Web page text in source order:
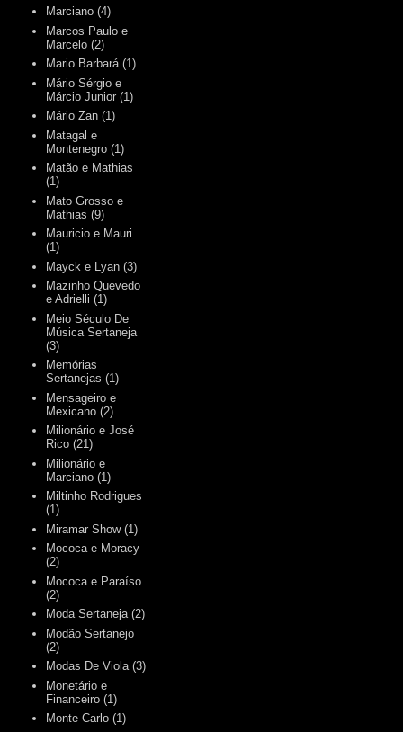
Marciano (4)
Marcos Paulo e
Marcelo (2)
Mario Barbará (1)
Mário Sérgio e
Márcio Junior (1)
Mário Zan (1)
Matagal e
Montenegro (1)
Matão e Mathias
(1)
Mato Grosso e
Mathias (9)
Mauricio e Mauri
(1)
Mayck e Lyan (3)
Mazinho Quevedo
e Adrielli (1)
Meio Século De
Música Sertaneja
(3)
Memórias
Sertanejas (1)
Mensageiro e
Mexicano (2)
Milionário e José
Rico (21)
Milionário e
Marciano (1)
Miltinho Rodrigues
(1)
Miramar Show (1)
Mococa e Moracy
(2)
Mococa e Paraíso
(2)
Moda Sertaneja (2)
Modão Sertanejo
(2)
Modas De Viola (3)
Monetário e
Financeiro (1)
Monte Carlo (1)